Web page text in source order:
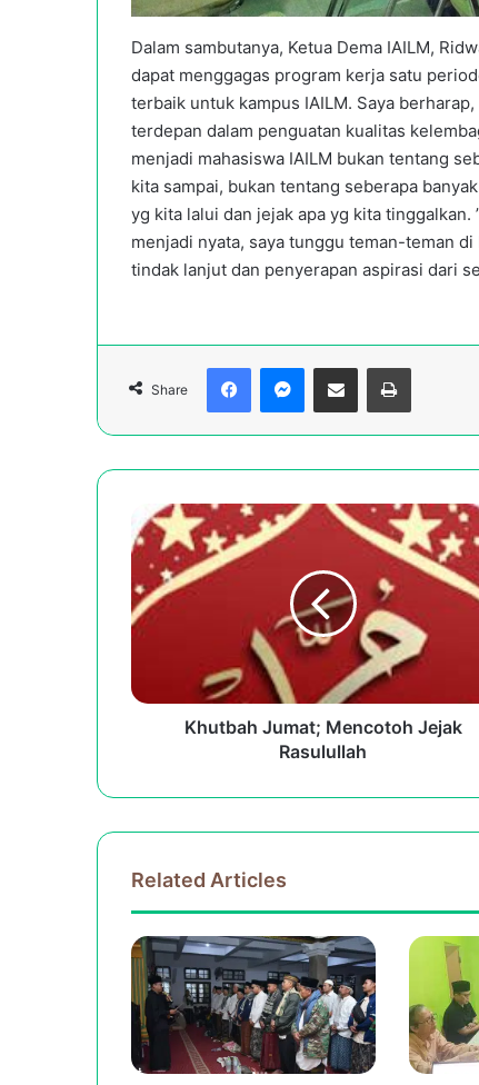
Dalam sambutanya, Ketua Dema IAILM,
dapat menggagas program kerja satu
terbaik untuk kampus IAILM. Saya
terdepan dalam penguatan kualitas
menjadi mahasiswa IAILM bukan tentang
kita sampai, bukan tentang seberapa
yg kita lalui dan jejak apa yg kita
menjadi nyata, saya tunggu teman-teman
tindak lanjut dan penyerapan aspirasi dari
Share
FacebookMessenger
Share via Email Print
Khutbah
Jumat;
Mencotoh
Jejak
Rasulullah
Khutbah Jumat; Mencotoh Jejak
Rasulullah
Related Articles